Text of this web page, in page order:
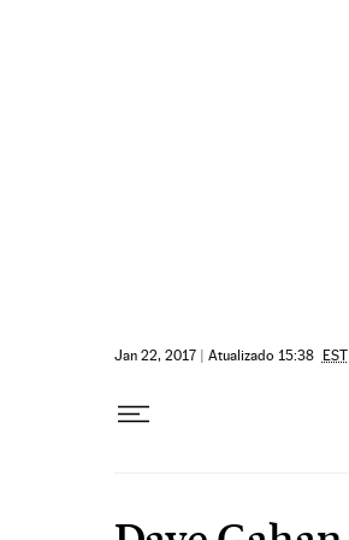
Jan 22, 2017 | Atualizado 15:38 EST